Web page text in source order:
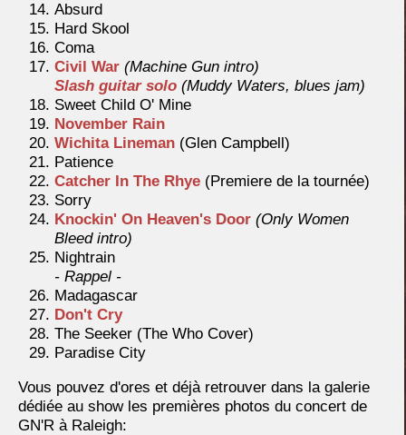
Absurd
Hard Skool
Coma
Civil War (Machine Gun intro)
Slash guitar solo (Muddy Waters, blues jam)
Sweet Child O' Mine
November Rain
Wichita Lineman (Glen Campbell)
Patience
Catcher In The Rhye (Premiere de la tournée)
Sorry
Knockin' On Heaven's Door (Only Women
Bleed intro)
Nightrain
- Rappel -
Madagascar
Don't Cry
The Seeker (The Who Cover)
Paradise City
Vous pouvez d'ores et déjà retrouver dans la galerie
dédiée au show les premières photos du concert de
GN'R à Raleigh: